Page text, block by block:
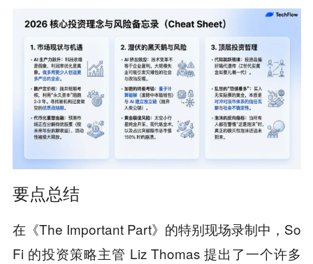
要点总结
在《The Important Part》的特别现场录制中，So
Fi 的投资策略主管 Liz Thomas 提出了一个许多